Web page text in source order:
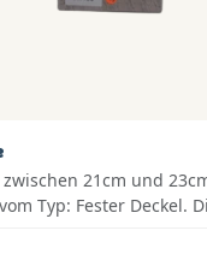
21cm und
Typ: Fester Deckel.